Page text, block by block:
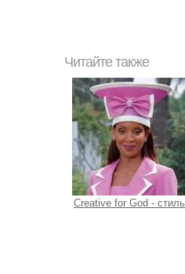
Читайте также
Creative for God - стиль.